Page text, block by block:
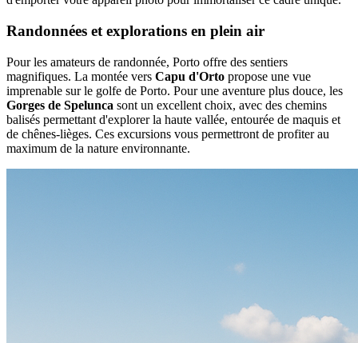
Randonnées et explorations en plein air
Pour les amateurs de randonnée, Porto offre des sentiers
magnifiques. La montée vers Capu d'Orto propose une vue
imprenable sur le golfe de Porto. Pour une aventure plus douce, les
Gorges de Spelunca sont un excellent choix, avec des chemins
balisés permettant d'explorer la haute vallée, entourée de maquis et
de chênes-lièges. Ces excursions vous permettront de profiter au
maximum de la nature environnante.